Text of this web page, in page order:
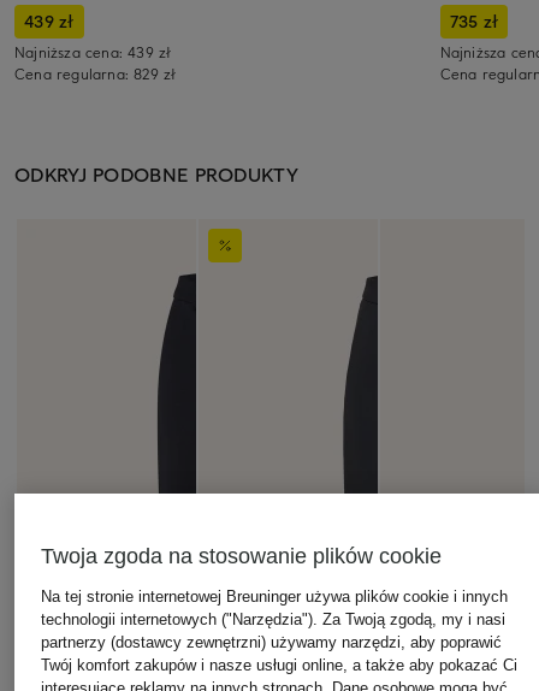
439 zł
Najniższa cena:439 zł
Cena regularna:829 zł
735 zł
Najniższa
Cena
ODKRYJ PODOBNE PRODUKTY
Twoja zgoda na stosowanie plików cookie
Na tej stronie internetowej Breuninger używa plików cookie i innych
technologii internetowych ("Narzędzia"). Za Twoją zgodą, my i nasi
partnerzy (dostawcy zewnętrzni) używamy narzędzi, aby poprawić
Twój komfort zakupów i nasze usługi online, a także aby pokazać Ci
interesujące reklamy na innych stronach. Dane osobowe mogą być